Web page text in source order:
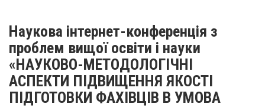
Наукова інтернет-конференція з
проблем вищої освіти і науки
«НАУКОВО-МЕТОДОЛОГІЧНІ
АСПЕКТИ ПІДВИЩЕННЯ ЯКОСТІ
ПІДГОТОВКИ ФАХІВЦІВ В УМОВА